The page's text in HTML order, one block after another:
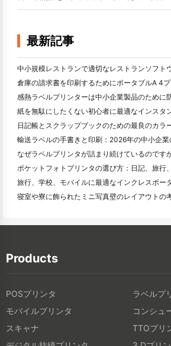
最新記事
中小規模レストランで適切なレストランソフト
紙を無駄にしたくない初心者に最適なインスタ
輸送ラベルの手書きと印刷：2026年の中小企業
なぜラベルプリンタが詰まり続けているのですか
寝室や寮に飾られたミニ写真壁のレイアウトの
Products
POSプリンタ
ラベルプ
モバイルプリンタ
スキャナ
TTOプリ